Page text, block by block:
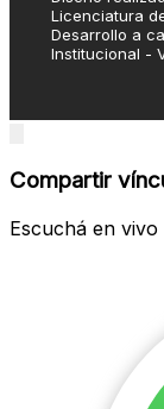
Licenciatura
Desarrollo a
Institucional -
modal
Compartir
Escuchá en